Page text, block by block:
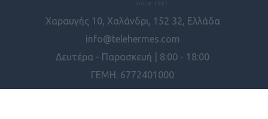
Χαραυγής 10, Χαλάνδρι, 152 32, Ελλάδα
info@telehermes.com
Δευτέρα - Παρασκευή | 8:00 - 18:00
ΓΕΜΗ: 6772401000